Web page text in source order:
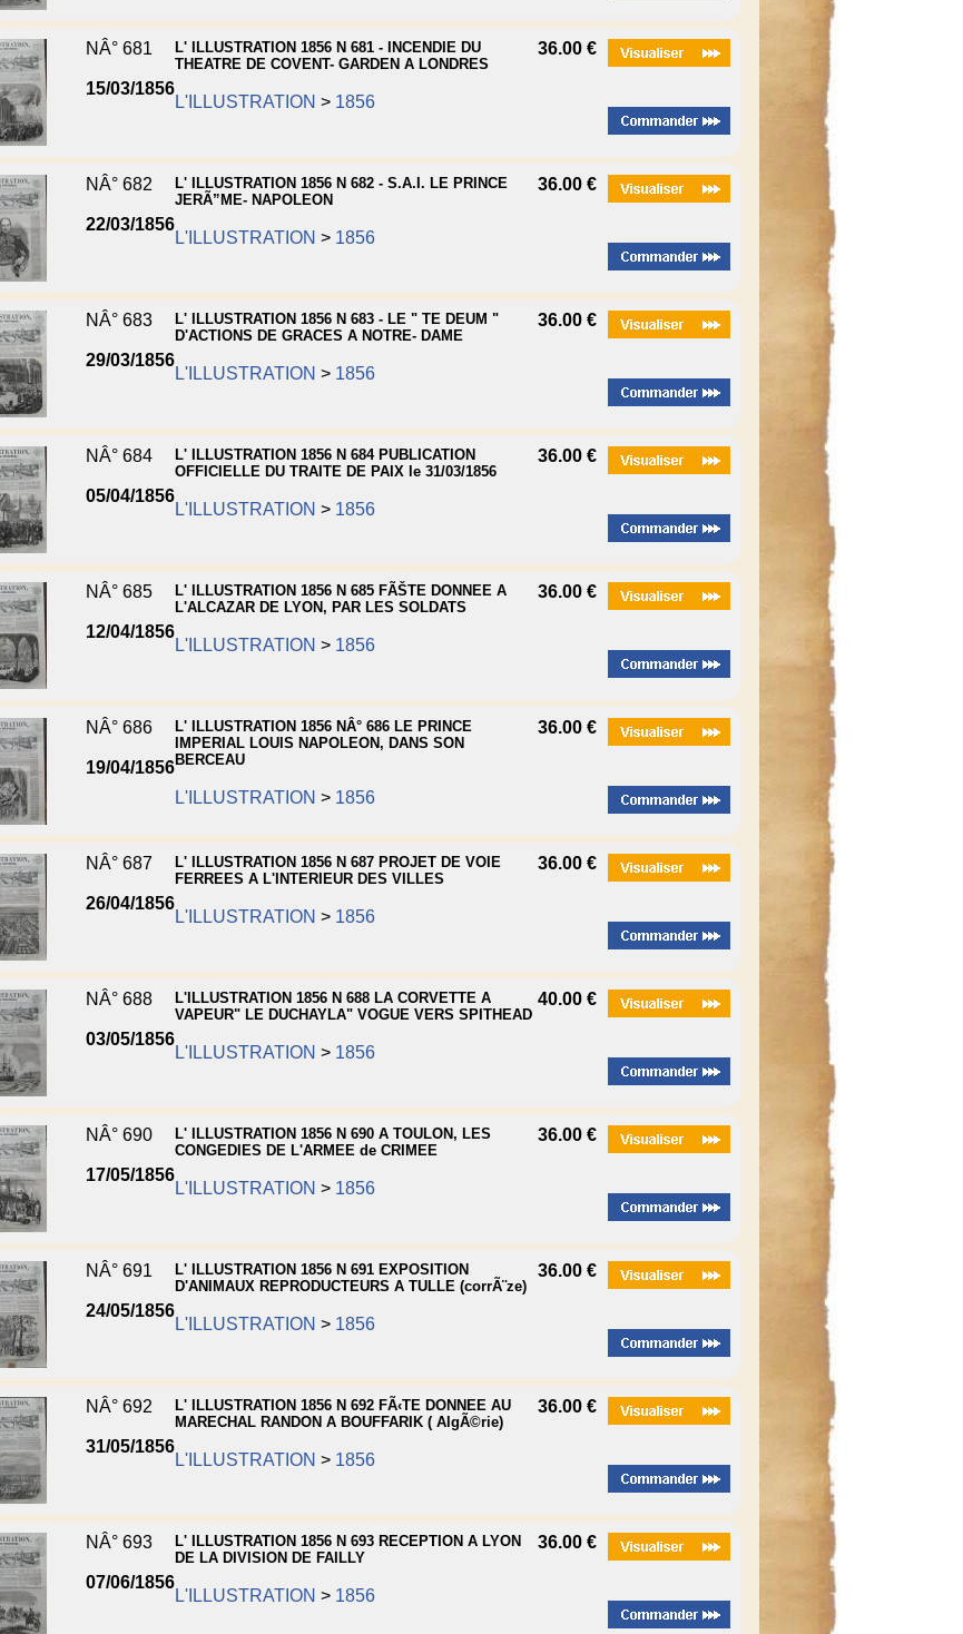
NÂ° 681
15/03/1856
L' ILLUSTRATION 1856 N 681 - INCENDIE DU
THEATRE DE COVENT- GARDEN A LONDRES
L'ILLUSTRATION > 1856
36.00 €
NÂ° 682
22/03/1856
L' ILLUSTRATION 1856 N 682 - S.A.I. LE PRINCE
JERÃ”ME- NAPOLEON
L'ILLUSTRATION > 1856
36.00 €
NÂ° 683
29/03/1856
L' ILLUSTRATION 1856 N 683 - LE " TE DEUM "
D'ACTIONS DE GRACES A NOTRE- DAME
L'ILLUSTRATION > 1856
36.00 €
NÂ° 684
05/04/1856
L' ILLUSTRATION 1856 N 684 PUBLICATION
OFFICIELLE DU TRAITE DE PAIX le 31/03/1856
L'ILLUSTRATION > 1856
36.00 €
NÂ° 685
12/04/1856
L' ILLUSTRATION 1856 N 685 FÃŠTE DONNEE A
L'ALCAZAR DE LYON, PAR LES SOLDATS
L'ILLUSTRATION > 1856
36.00 €
NÂ° 686
19/04/1856
L' ILLUSTRATION 1856 NÂ° 686 LE PRINCE
IMPERIAL LOUIS NAPOLEON, DANS SON
BERCEAU
L'ILLUSTRATION > 1856
36.00 €
NÂ° 687
26/04/1856
L' ILLUSTRATION 1856 N 687 PROJET DE VOIE
FERREES A L'INTERIEUR DES VILLES
L'ILLUSTRATION > 1856
36.00 €
NÂ° 688
03/05/1856
L'ILLUSTRATION 1856 N 688 LA CORVETTE A
VAPEUR" LE DUCHAYLA" VOGUE VERS SPITHEAD
L'ILLUSTRATION > 1856
40.00 €
NÂ° 690
17/05/1856
L' ILLUSTRATION 1856 N 690 A TOULON, LES
CONGEDIES DE L'ARMEE de CRIMEE
L'ILLUSTRATION > 1856
36.00 €
NÂ° 691
24/05/1856
L' ILLUSTRATION 1856 N 691 EXPOSITION
D'ANIMAUX REPRODUCTEURS A TULLE (corrÃ¨ze)
L'ILLUSTRATION > 1856
36.00 €
NÂ° 692
31/05/1856
L' ILLUSTRATION 1856 N 692 FÃ‹TE DONNEE AU
MARECHAL RANDON A BOUFFARIK ( AlgÃ©rie)
L'ILLUSTRATION > 1856
36.00 €
NÂ° 693
07/06/1856
L' ILLUSTRATION 1856 N 693 RECEPTION A LYON
DE LA DIVISION DE FAILLY
L'ILLUSTRATION > 1856
36.00 €